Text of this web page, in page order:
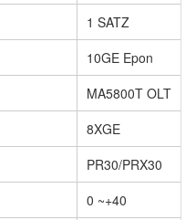
1 SATZ
10GE Epon
MA5800T OLT
8XGE
PR30/PRX30
0 ~+40